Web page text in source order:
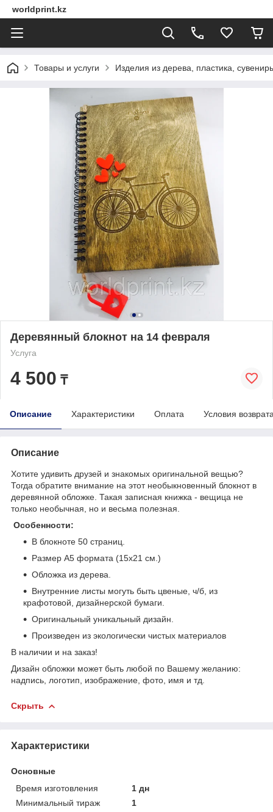
worldprint.kz
Товары и услуги Изделия из дерева, пластика,
Деревянный блокнот на 14 февраля
Услуга
4 500 ₸
Описание Характеристики Оплата Условия
Описание
Хотите удивить друзей и знакомых оригинальной вещью?
Тогда обратите внимание на этот необыкновенный блокнот в
деревянной обложке. Такая записная книжка - вещица не
только необычная, но и весьма полезная.
Особенности:
В блокноте 50 страниц.
Размер А5 формата (15х21 см.)
Обложка из дерева.
Внутренние листы могуть быть цвеные, ч/б, из
крафотовой, дизайнерской бумаги.
Оригинальный уникальный дизайн.
Произведен из экологически чистых материалов
В наличии и на заказ!
Дизайн обложки может быть любой по Вашему желанию:
надпись, логотип, изображение, фото, имя и тд.
Скрыть
Характеристики
Основные
Время изготовления
1 дн
Минимальный тираж
1